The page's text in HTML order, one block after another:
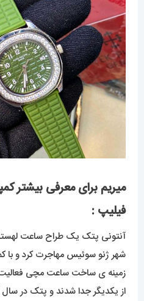
میریم برای معرفی بیشتر
فیلیپ :
شهر ژنو سوئیس مهاجرت کرد و